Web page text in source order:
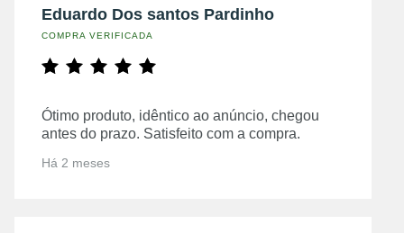
Eduardo Dos santos Pardinho
COMPRA VERIFICADA
Ótimo produto, idêntico ao anúncio, chegou
antes do prazo. Satisfeito com a compra.
Há 2 meses